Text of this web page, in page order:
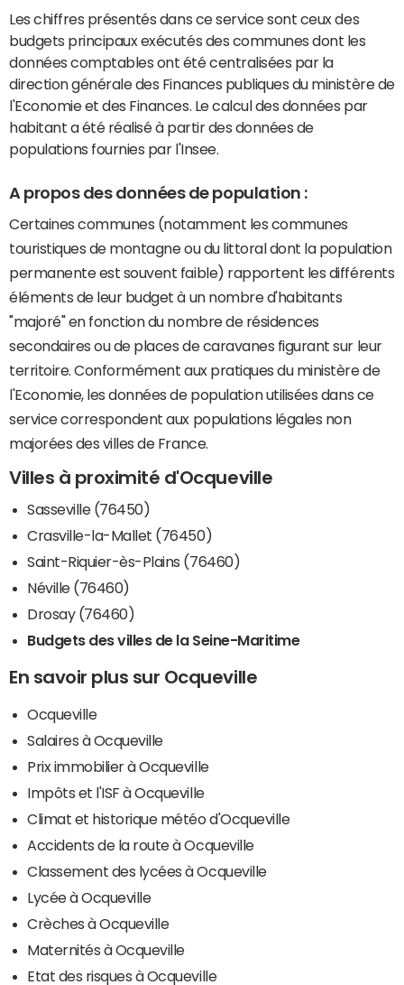
Les chiffres présentés dans ce service sont ceux des
budgets principaux exécutés des communes dont les
données comptables ont été centralisées par la
direction générale des Finances publiques du ministère de
l'Economie et des Finances. Le calcul des données par
habitant a été réalisé à partir des données de
populations fournies par l'Insee.
A propos des données de population :
Certaines communes (notamment les communes
touristiques de montagne ou du littoral dont la population
permanente est souvent faible) rapportent les différents
éléments de leur budget à un nombre d'habitants
"majoré" en fonction du nombre de résidences
secondaires ou de places de caravanes figurant sur leur
territoire. Conformément aux pratiques du ministère de
l'Economie, les données de population utilisées dans ce
service correspondent aux populations légales non
majorées des villes de France.
Villes à proximité d'Ocqueville
Sasseville (76450)
Crasville-la-Mallet (76450)
Saint-Riquier-ès-Plains (76460)
Néville (76460)
Drosay (76460)
Budgets des villes de la Seine-Maritime
En savoir plus sur Ocqueville
Ocqueville
Salaires à Ocqueville
Prix immobilier à Ocqueville
Impôts et l'ISF à Ocqueville
Climat et historique météo d'Ocqueville
Accidents de la route à Ocqueville
Classement des lycées à Ocqueville
Lycée à Ocqueville
Crèches à Ocqueville
Maternités à Ocqueville
Etat des risques à Ocqueville